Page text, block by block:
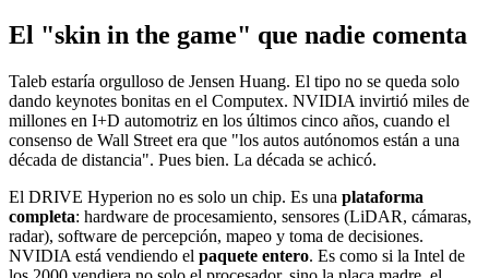
El "skin in the game" que nadie comenta
Taleb estaría orgulloso de Jensen Huang. El tipo no se queda solo
dando keynotes bonitas en el Computex. NVIDIA invirtió miles de
millones en I+D automotriz en los últimos cinco años, cuando el
consenso de Wall Street era que "los autos autónomos están a una
década de distancia". Pues bien. La década se achicó.
El DRIVE Hyperion no es solo un chip. Es una plataforma
completa: hardware de procesamiento, sensores (LiDAR, cámaras,
radar), software de percepción, mapeo y toma de decisiones.
NVIDIA está vendiendo el paquete entero. Es como si la Intel de